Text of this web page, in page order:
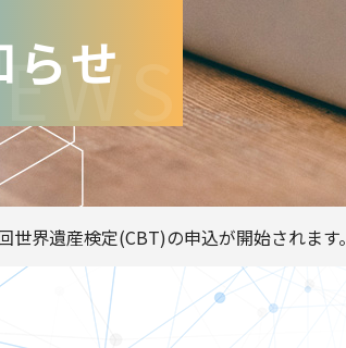
らせ
世界遺産検定(CBT)の申込が開始されます。